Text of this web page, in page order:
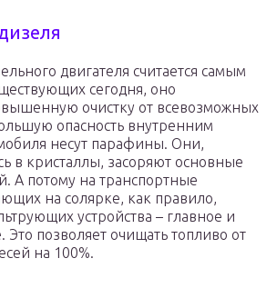
двигателя считается самым
сегодня, оно
очистку от всевозможных
опасность внутренним
несут парафины. Они,
в кристаллы, засоряют основные
А потому на транспортные
на солярке, как правило,
устройства – главное и
Это позволяет очищать топливо от
на 100%.